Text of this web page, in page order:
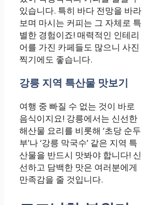
있습니다. 특히 바다 전망을 바라
보며 마시는 커피는 그 자체로 특
별한 경험이죠! 매력적인 인테리
어를 가진 카페들도 많으니 사진
찍기에도 좋습니다.
강릉 지역 특산물 맛보기
여행 중 빠질 수 없는 것이 바로
음식이지요! 강릉에서는 신선한
해산물 요리를 비롯해 ‘초당 순두
부’나 ‘강릉 막국수’ 같은 지역 특
산물을 반드시 맛봐야 합니다! 신
선하고 담백한 맛은 여러분에게
만족감을 줄 것입니다.